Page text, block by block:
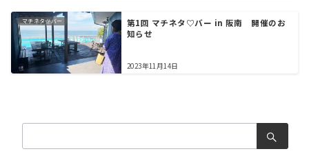
マチネタ☆バー
第1回 マチネタ♡バー in 阪南 開催のお
知らせ
2023年11月14日
索：